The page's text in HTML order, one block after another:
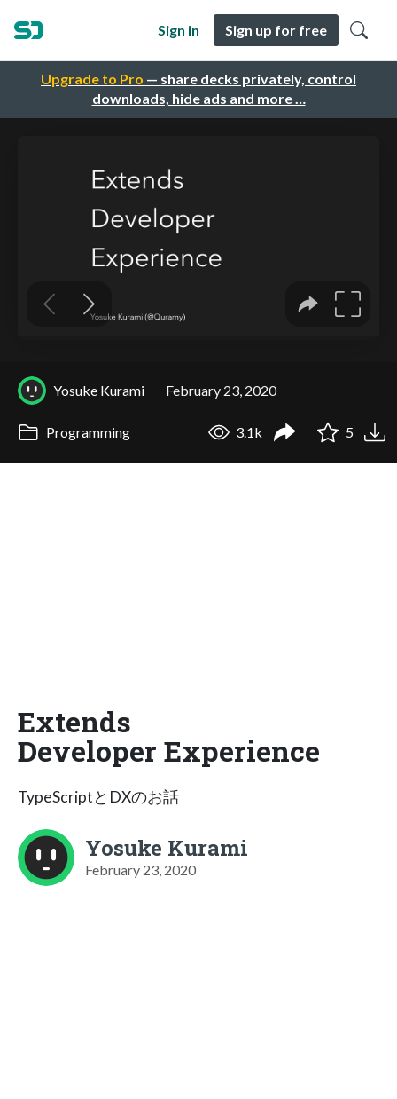
Upgrade to Pro — share decks privately, control
downloads, hide ads and more …
Sign in Sign up for free
Yosuke Kurami February 23, 2020
Programming 3.1k 5
Extends
Developer Experience
TypeScriptとDXのお話
Yosuke Kurami
February 23, 2020